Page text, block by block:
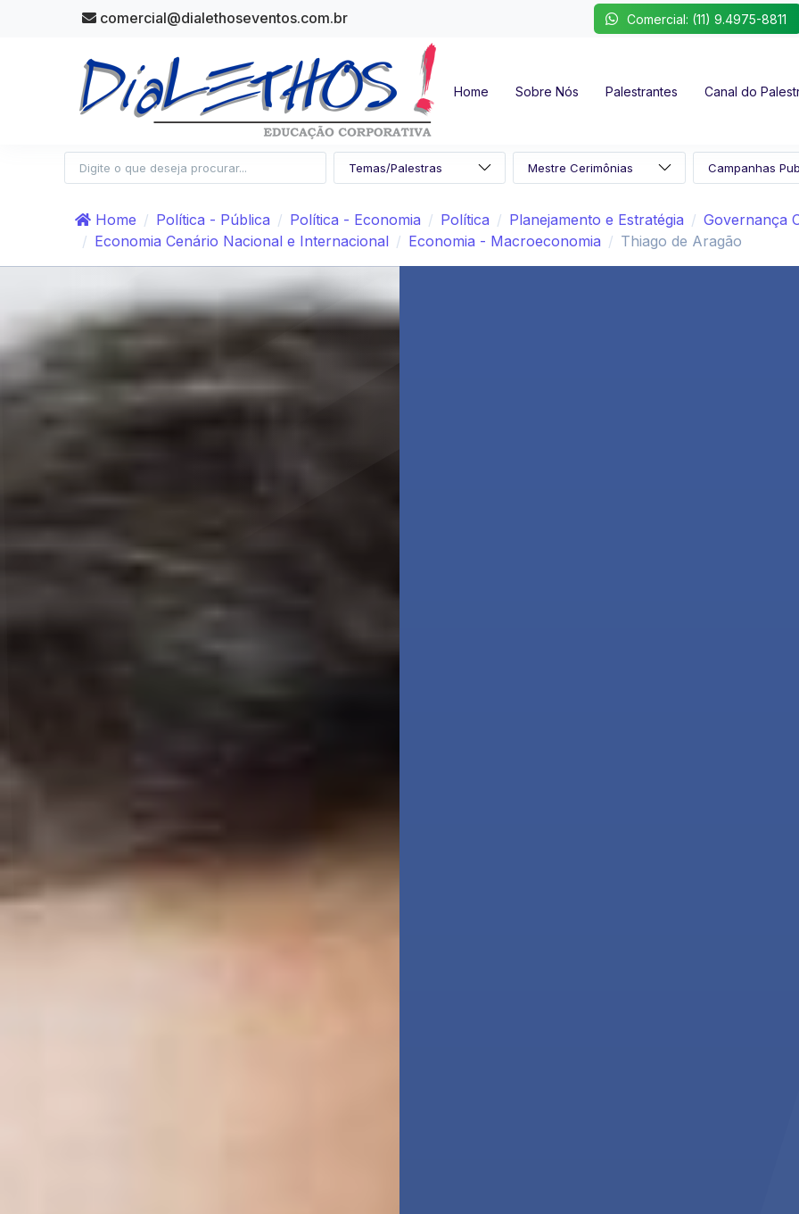
comercial@dialethoseventos.com.br Comercial: (11) 9.4975-8811
Home Sobre Nós Palestrantes Canal do
Home Política - Pública Política - Economia Política Planejamento e Estratégia
Governança
Economia Cenário Nacional e Internacional
Economia - Macroeconomia Thiago de Aragão